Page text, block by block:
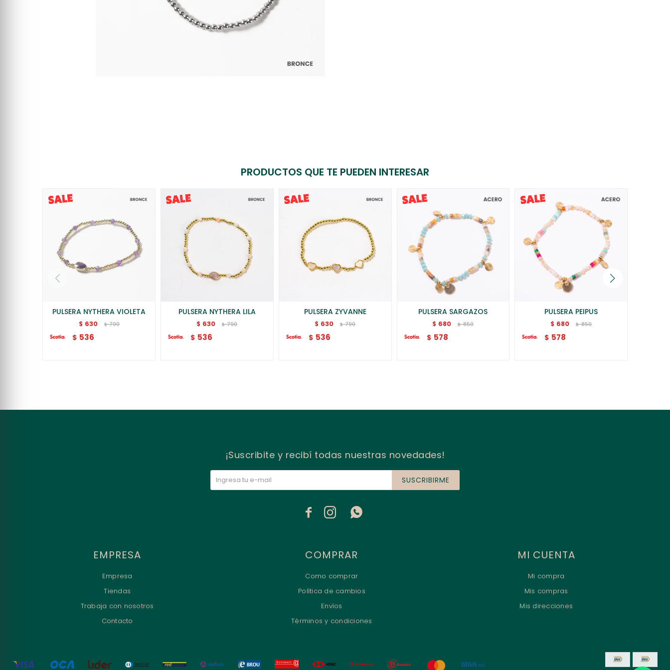
PRODUCTOS QUE TE PUEDEN INTERESAR
PULSERA NYTHERA VIOLETA
$ 630 $ 790
$ 536
PULSERA NYTHERA LILA
$ 630 $ 790
$ 536
PULSERA ZYVANNE
$ 630 $ 790
$ 536
PULSERA SARGAZOS
$ 680 $ 850
$ 578
PULSERA PEIPUS
$ 680 $ 850
$ 578
EMPRESA
Empresa
Tiendas
Trabaja con nosotros
Contacto
COMPRAR
Como comprar
Política de cambios
Envíos
Términos y condiciones
MI CUENTA
Mi compra
Mis compras
Mis direcciones
¡Suscribite y recibí todas nuestras novedades!
SUSCRIBIRME
  